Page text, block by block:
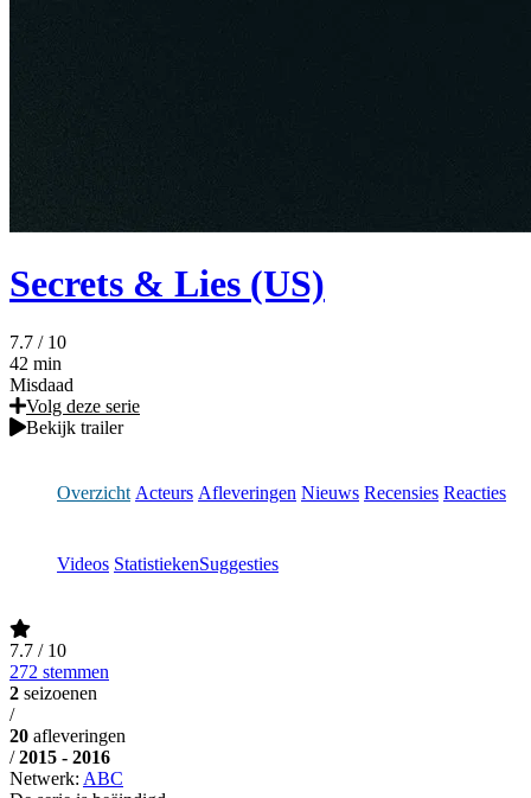
Secrets & Lies (US)
7.7 / 10
42 min
Misdaad
Volg deze serie
Bekijk trailer
Overzicht Acteurs Afleveringen Nieuws Recensies Reacties
Videos StatistiekenSuggesties
7.7 / 10
272 stemmen
2 seizoenen
/
20 afleveringen
/ 2015 - 2016
Netwerk: ABC